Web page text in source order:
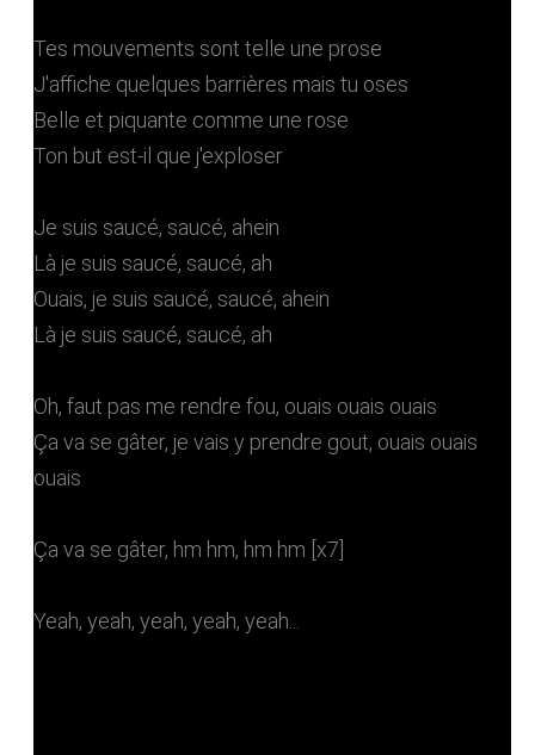
Tes mouvements sont telle une prose
J'affiche quelques barrières mais tu oses
Belle et piquante comme une rose
Ton but est-il que j'exploser
Je suis saucé, saucé, ahein
Là je suis saucé, saucé, ah
Ouais, je suis saucé, saucé, ahein
Là je suis saucé, saucé, ah
Oh, faut pas me rendre fou, ouais ouais ouais
Ça va se gâter, je vais y prendre gout, ouais ouais
ouais
Ça va se gâter, hm hm, hm hm [x7]
Yeah, yeah, yeah, yeah, yeah...